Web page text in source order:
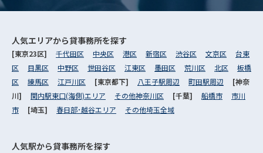
人気エリアから貸事務所を探す
[東京23区] 千代田区 中央区 港区 新宿区 渋谷区 文京区
台東
区
目黒区 中野区 世田谷区 江東区 墨田区 荒川区 北区
板橋
区
練馬区 江戸川区 [東京都下] 八王子駅周辺 町田駅周辺
[神奈
川] 関内駅東口(海側)エリア その他神奈川区 [千葉] 船橋市
市川
市
[埼玉] 春日部･越谷エリア その他埼玉全域
人気駅から貸事務所を探す